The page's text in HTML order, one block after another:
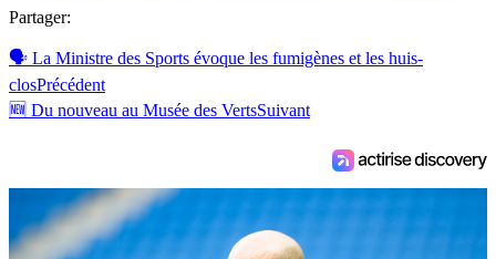
Partager:
🗣 La Ministre des Sports évoque les fumigènes et les huis-
closPrécédent
🆕 Du nouveau au Musée des VertsSuivant